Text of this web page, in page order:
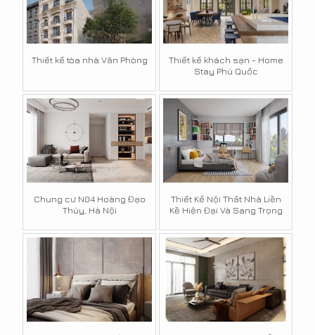
Thiết kế tòa nhà Văn Phòng
Thiết kế khách sạn - Home
Stay Phú Quốc
Chung cư N04 Hoàng Đạo
Thúy, Hà Nội
Thiết Kế Nội Thất Nhà Liền
Kề Hiện Đại Và Sang Trọng